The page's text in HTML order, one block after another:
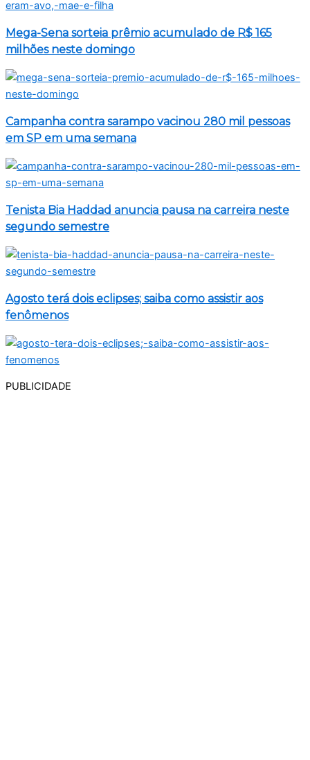
Mega-Sena sorteia prêmio acumulado de R$ 165
milhões neste domingo
Campanha contra sarampo vacinou 280 mil pessoas
em SP em uma semana
Tenista Bia Haddad anuncia pausa na carreira neste
segundo semestre
Agosto terá dois eclipses; saiba como assistir aos
fenômenos
PUBLICIDADE